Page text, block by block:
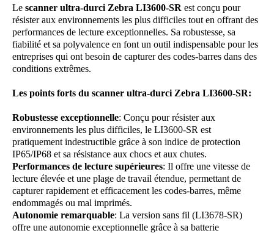
Le scanner ultra-durci Zebra LI3600-SR est conçu pour
résister aux environnements les plus difficiles tout en offrant des
performances de lecture exceptionnelles. Sa robustesse, sa
fiabilité et sa polyvalence en font un outil indispensable pour les
entreprises qui ont besoin de capturer des codes-barres dans des
conditions extrêmes.
Les points forts du scanner ultra-durci Zebra LI3600-SR:
Robustesse exceptionnelle: Conçu pour résister aux
environnements les plus difficiles, le LI3600-SR est
pratiquement indestructible grâce à son indice de protection
IP65/IP68 et sa résistance aux chocs et aux chutes.
Performances de lecture supérieures: Il offre une vitesse de
lecture élevée et une plage de travail étendue, permettant de
capturer rapidement et efficacement les codes-barres, même
endommagés ou mal imprimés.
Autonomie remarquable: La version sans fil (LI3678-SR)
offre une autonomie exceptionnelle grâce à sa batterie